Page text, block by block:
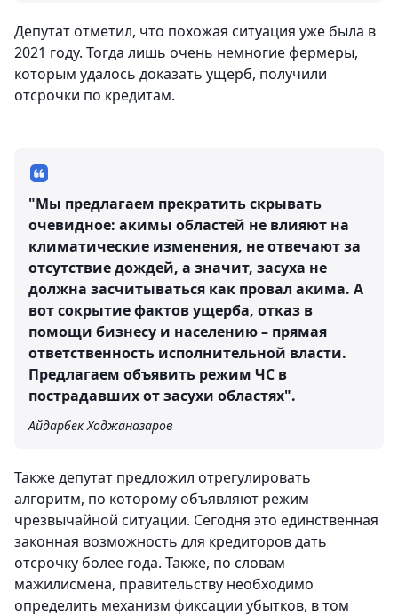
Депутат отметил, что похожая ситуация уже была в
2021 году. Тогда лишь очень немногие фермеры,
которым удалось доказать ущерб, получили
отсрочки по кредитам.
"Мы предлагаем прекратить скрывать
очевидное: акимы областей не влияют на
климатические изменения, не отвечают за
отсутствие дождей, а значит, засуха не
должна засчитываться как провал акима. А
вот сокрытие фактов ущерба, отказ в
помощи бизнесу и населению – прямая
ответственность исполнительной власти.
Предлагаем объявить режим ЧС в
пострадавших от засухи областях".
Айдарбек Ходжаназаров
Также депутат предложил отрегулировать
алгоритм, по которому объявляют режим
чрезвычайной ситуации. Сегодня это единственная
законная возможность для кредиторов дать
отсрочку более года. Также, по словам
мажилисмена, правительству необходимо
определить механизм фиксации убытков, в том